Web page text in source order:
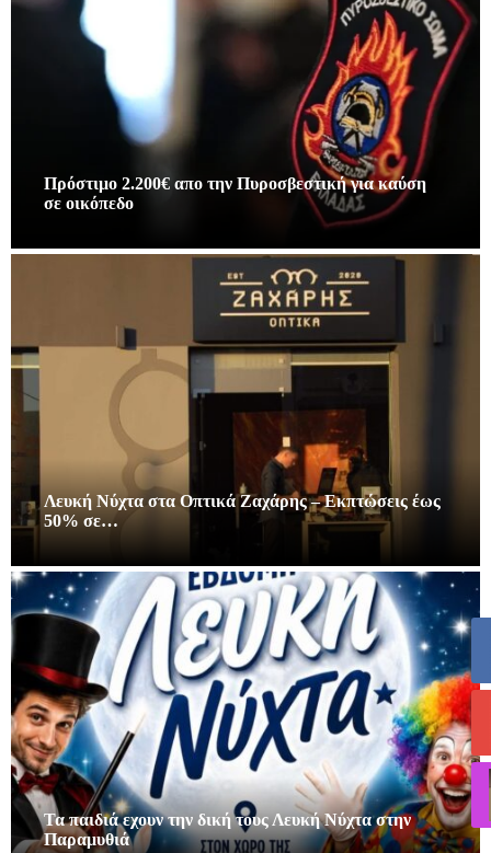
Πρόστιμο 2.200€ απο την Πυροσβεστική για καύση
σε οικόπεδο
Λευκή Νύχτα στα Οπτικά Ζαχάρης – Εκπτώσεις έως
50% σε…
Τα παιδιά εχουν την δική τους Λευκή Νύχτα στην
Παραμυθιά